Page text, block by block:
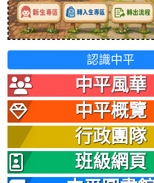
認識中平
中平風華
中平概覽
行政團隊
班級網頁